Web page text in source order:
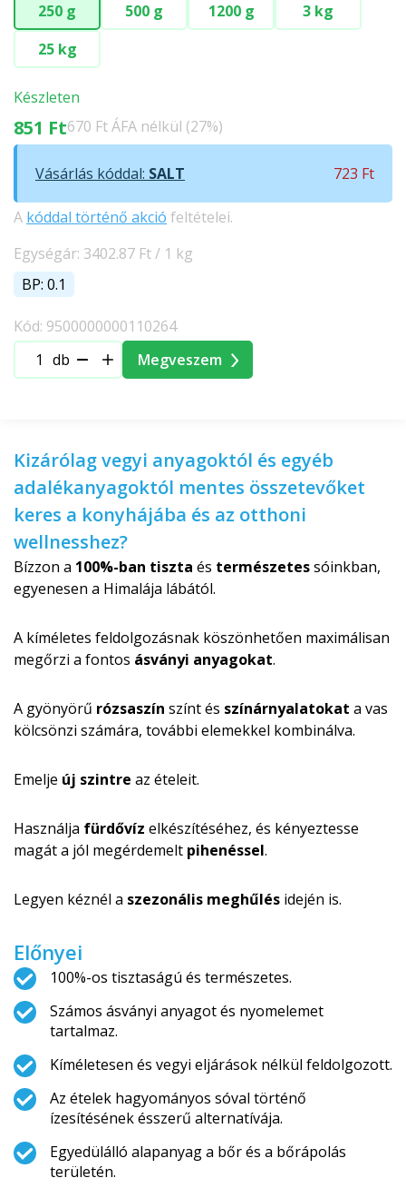
250 g 500 g 1200 g
3 kg
25 kg
Készleten
851 Ft670 Ft ÁFA nélkül (27%)
Vásárlás kóddal: SALT 723 Ft
A kóddal történő akció feltételei.
Egységár: 3402.87 Ft / 1 kg
BP: 0.1
Kód: 9500000000110264
db
Megveszem
Kizárólag vegyi anyagoktól és egyéb
adalékanyagoktól mentes összetevőket
keres a konyhájába és az otthoni
wellnesshez?
Bízzon a 100%-ban tiszta és természetessóinkban,
egyenesen a Himalája lábától.
A kíméletes feldolgozásnak köszönhetően maximálisan
megőrzi a fontos ásványi anyagokat.
A gyönyörű rózsaszín színt és színárnyalatokat a vas
kölcsönzi számára, további elemekkel kombinálva.
Emelje új szintre az ételeit.
Használja fürdővíz elkészítéséhez, és kényeztesse
magát a jól megérdemelt pihenéssel.
Legyen kéznél a szezonális meghűlés idején is.
Előnyei
100%-os tisztaságú és természetes.
Számos ásványi anyagot és nyomelemet
tartalmaz.
Kíméletesen és vegyi eljárások nélkül feldolgozott.
Az ételek hagyományos sóval történő
ízesítésének ésszerű alternatívája.
Egyedülálló alapanyag a bőr és a bőrápolás
területén.